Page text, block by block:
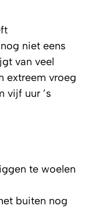
niet eens
van veel
extreem vroeg
vijf uur ’s
te woelen
buiten nog